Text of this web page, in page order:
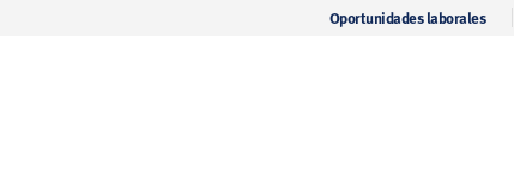
Oportunidades laborales